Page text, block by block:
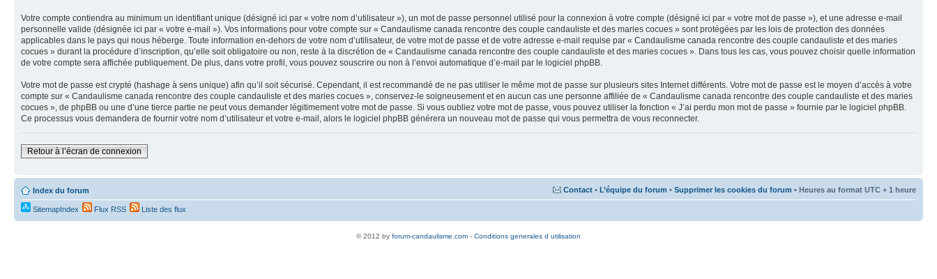
Votre compte contiendra au minimum un identifiant unique (désigné ici par « votre nom d’utilisateur »), un mot de passe personnel utilisé pour la connexion à votre compte (désigné ici par « votre mot de passe »), et une adresse e-mail
personnelle valide (désignée ici par « votre e-mail »). Vos informations pour votre compte sur « Candaulisme canada rencontre des couple candauliste et des maries cocues » sont protégées par les lois de protection des données
applicables dans le pays qui nous héberge. Toute information en-dehors de votre nom d’utilisateur, de votre mot de passe et de votre adresse e-mail requise par « Candaulisme canada rencontre des couple candauliste et des maries
cocues » durant la procédure d’inscription, qu’elle soit obligatoire ou non, reste à la discrétion de « Candaulisme canada rencontre des couple candauliste et des maries cocues ». Dans tous les cas, vous pouvez choisir quelle information
de votre compte sera affichée publiquement. De plus, dans votre profil, vous pouvez souscrire ou non à l’envoi automatique d’e-mail par le logiciel phpBB.
Votre mot de passe est crypté (hashage à sens unique) afin qu’il soit sécurisé. Cependant, il est recommandé de ne pas utiliser le même mot de passe sur plusieurs sites Internet différents. Votre mot de passe est le moyen d’accès à votre
compte sur « Candaulisme canada rencontre des couple candauliste et des maries cocues », conservez-le soigneusement et en aucun cas une personne affiliée de « Candaulisme canada rencontre des couple candauliste et des maries
cocues », de phpBB ou une d’une tierce partie ne peut vous demander légitimement votre mot de passe. Si vous oubliez votre mot de passe, vous pouvez utiliser la fonction « J’ai perdu mon mot de passe » fournie par le logiciel phpBB.
Ce processus vous demandera de fournir votre nom d’utilisateur et votre e-mail, alors le logiciel phpBB générera un nouveau mot de passe qui vous permettra de vous reconnecter.
Retour à l’écran de connexion
Index du forum Contact • L’équipe du forum • Supprimer les cookies du forum • Heures au format UTC + 1 heure
SitemapIndex Flux RSS Liste des flux
© 2012 by forum-candaulisme.com - Conditions generales d utilisation